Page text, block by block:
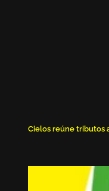
Cielos reúne tributos